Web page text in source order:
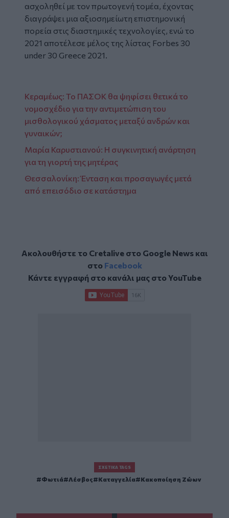
ασχοληθεί με τον πρωτογενή τομέα, έχοντας
διαγράψει μια αξιοσημείωτη επιστημονική
πορεία στις διαστημικές τεχνολογίες, ενώ το
2021 αποτέλεσε μέλος της λίστας Forbes 30
under 30 Greece 2021.
Κεραμέως: Το ΠΑΣΟΚ θα ψηφίσει θετικά το
νομοσχέδιο για την αντιμετώπιση του
μισθολογικού χάσματος μεταξύ ανδρών και
γυναικών;
Μαρία Καρυστιανού: Η συγκινητική ανάρτηση
για τη γιορτή της μητέρας
Θεσσαλονίκη: Ένταση και προσαγωγές μετά
από επεισόδιο σε κατάστημα
Ακολουθήστε το Cretalive στο Google Newsκαι
στο Facebook
Κάντε εγγραφή στο κανάλι μας στοYouTube
ΣΧΕΤΙΚΆ TAGS
Φωτιά Λέσβος Καταγγελία Κακοποίηση Ζώων